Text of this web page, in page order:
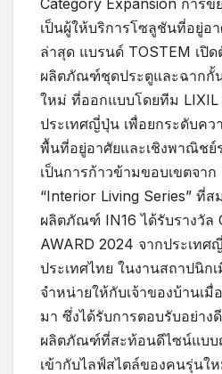
เป็นผู้ให้บริการโซลูชันที่อยู่อ
ล่าสุด แบรนด์ TOSTEM เปิด
ผลิตภัณฑ์ชุดประตูและฉากกั้
ใหม่ ที่ออกแบบโดยทีม LIXIL
ประเทศญี่ปุ่น เพื่อยกระดับค
พื้นที่อยู่อาศัยและเชิงพาณิชย์
เป็นการก้าวข้ามขอบเขตจา
“Interior Living Series” ที่
ผลิตภัณฑ์ IN16 ได้รับรางวัล
AWARD 2024 จากประเทศ
ประเทศไทย ในงานสถาปนิก
จำหน่ายให้กับเจ้าของบ้านเ
มา ซึ่งได้รับการตอบรับอย่าง
ผลิตภัณฑ์ที่สะท้อนดีไซน์แบบ
เข้ากับไลฟ์สไตล์ของคนรุ่นใ